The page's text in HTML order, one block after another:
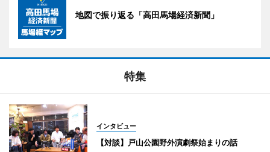
地図で振り返る「高田馬場経済新聞」
特集
インタビュー
【対談】戸山公園野外演劇祭始まりの話